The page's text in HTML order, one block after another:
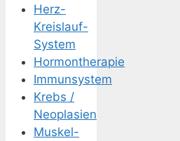
Herz-
Kreislauf-
System
Hormontherapie
Immunsystem
Krebs /
Neoplasien
Muskel-